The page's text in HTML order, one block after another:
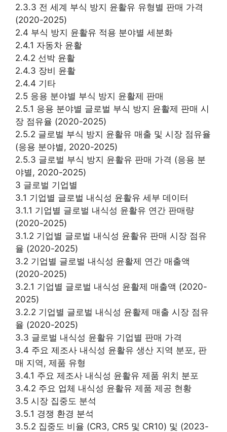
2.3.3 전 세계 부식 방지 윤활유 유형별 판매 가격
(2020-2025)
2.4 부식 방지 윤활유 적용 분야별 세분화
2.4.1 자동차 윤활
2.4.2 선박 윤활
2.4.3 장비 윤활
2.4.4 기타
2.5 응용 분야별 부식 방지 윤활제 판매
2.5.1 응용 분야별 글로벌 부식 방지 윤활제 판매 시
장 점유율 (2020-2025)
2.5.2 글로벌 부식 방지 윤활유 매출 및 시장 점유율
(응용 분야별, 2020-2025)
2.5.3 글로벌 부식 방지 윤활유 판매 가격 (응용 분
야별, 2020-2025)
3 글로벌 기업별
3.1 기업별 글로벌 내식성 윤활유 세부 데이터
3.1.1 기업별 글로벌 내식성 윤활유 연간 판매량
(2020-2025)
3.1.2 기업별 글로벌 내식성 윤활유 판매 시장 점유
율 (2020-2025)
3.2 기업별 글로벌 내식성 윤활제 연간 매출액
(2020-2025)
3.2.1 기업별 글로벌 내식성 윤활제 매출액 (2020-
2025)
3.2.2 기업별 글로벌 내식성 윤활제 매출 시장 점유
율 (2020-2025)
3.3 글로벌 내식성 윤활유 기업별 판매 가격
3.4 주요 제조사 내식성 윤활유 생산 지역 분포, 판
매 지역, 제품 유형
3.4.1 주요 제조사 내식성 윤활유 제품 위치 분포
3.4.2 주요 업체 내식성 윤활유 제품 제공 현황
3.5 시장 집중도 분석
3.5.1 경쟁 환경 분석
3.5.2 집중도 비율 (CR3, CR5 및 CR10) 및 (2023-